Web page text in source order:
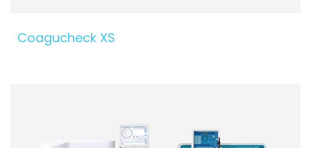
Coagucheck XS